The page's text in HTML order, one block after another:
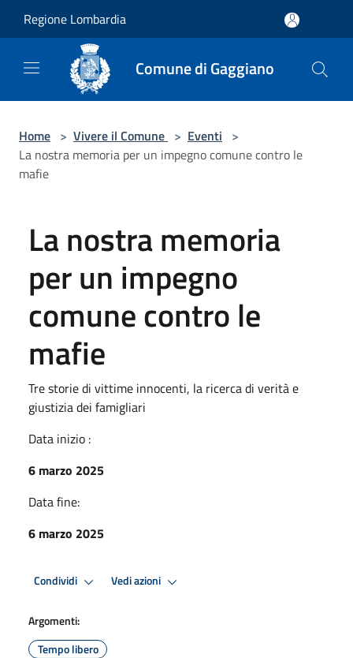
Regione Lombardia
Comune di Gaggiano
Home > Vivere il Comune > Eventi >
La nostra memoria per un impegno comune contro le
mafie
La nostra memoria
per un impegno
comune contro le
mafie
Tre storie di vittime innocenti, la ricerca di verità e
giustizia dei famigliari
Data inizio :
6 marzo 2025
Data fine:
6 marzo 2025
Condividi Vedi azioni
Argomenti:
Tempo libero